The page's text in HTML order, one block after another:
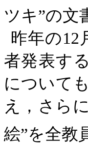
ツキ”の文
昨年の12
者発表す
について
え，さら
絵”を全教